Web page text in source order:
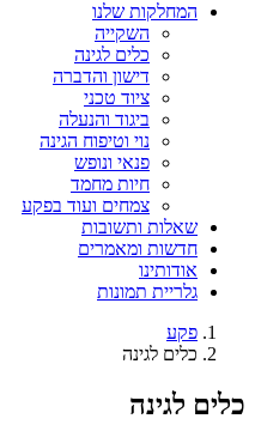
המחלקות שלנו
השקייה
כלים לגינה
דישון והדברה
ציוד טכני
ביגוד והנעלה
נוי וטיפוח הגינה
פנאי ונופש
חיות מחמד
צמחים ועוד בפקע
שאלות ותשובות
חדשות ומאמרים
אודותינו
גלריית תמונות
פקע
כלים לגינה
כלים לגינה